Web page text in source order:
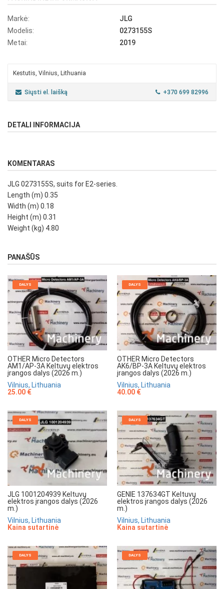
Markė:
JLG
Modelis:
0273155S
Metai:
2019
Kestutis, Vilnius, Lithuania
Siųsti el. laišką +370 699 82996
DETALI INFORMACIJA
KOMENTARAS
JLG 0273155S, suits for E2-series.
Length (m) 0.35
Width (m) 0.18
Height (m) 0.31
Weight (kg) 4.80
PANAŠŪS
DALYS
OTHER Micro Detectors
AM1/AP-3A Keltuvų elektros
įrangos dalys (2026 m.)
Vilnius, Lithuania
25.00 €
DALYS
OTHER Micro Detectors
AK6/BP-3A Keltuvų elektros
įrangos dalys (2026 m.)
Vilnius, Lithuania
40.00 €
DALYS
JLG 1001204939 Keltuvų
elektros įrangos dalys (2026
m.)
Vilnius, Lithuania
Kaina sutartinė
DALYS
GENIE 137634GT Keltuvų
elektros įrangos dalys (2026
m.)
Vilnius, Lithuania
Kaina sutartinė
DALYS DALYS